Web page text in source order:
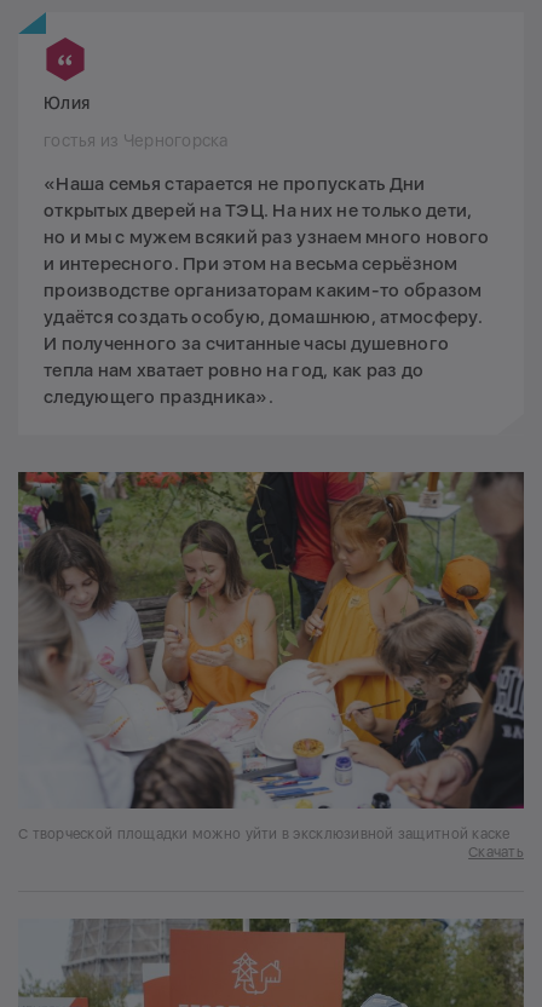
Юлия
гостья из Черногорска
«Наша семья старается не пропускать Дни
открытых дверей на ТЭЦ. На них не только дети,
но и мы с мужем всякий раз узнаем много нового
и интересного. При этом на весьма серьёзном
производстве организаторам каким-то образом
удаётся создать особую, домашнюю, атмосферу.
И полученного за считанные часы душевного
тепла нам хватает ровно на год, как раз до
следующего праздника».
С творческой площадки можно уйти в эксклюзивной защитной каске
Скачать